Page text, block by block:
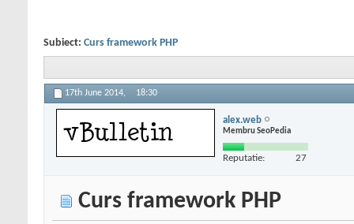
Subiect: Curs framework PHP
17th June 2014, 18:30
alex.web
Membru SeoPedia
Reputatie: 27
Curs framework PHP